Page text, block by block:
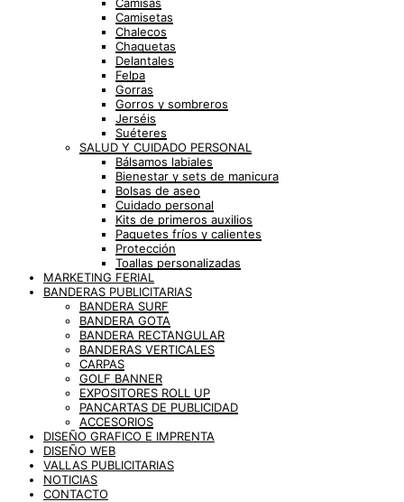
Camisetas
Chalecos
Chaquetas
Delantales
Felpa
Gorras
Gorros y sombreros
Jerséis
Suéteres
SALUD Y CUIDADO PERSONAL
Bálsamos labiales
Bienestar y sets de manicura
Bolsas de aseo
Cuidado personal
Kits de primeros auxilios
Paquetes fríos y calientes
Protección
Toallas personalizadas
MARKETING FERIAL
BANDERAS PUBLICITARIAS
BANDERA SURF
BANDERA GOTA
BANDERA RECTANGULAR
BANDERAS VERTICALES
CARPAS
GOLF BANNER
EXPOSITORES ROLL UP
PANCARTAS DE PUBLICIDAD
ACCESORIOS
DISEÑO GRAFICO E IMPRENTA
DISEÑO WEB
VALLAS PUBLICITARIAS
NOTICIAS
CONTACTO